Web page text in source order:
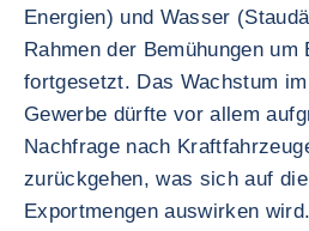
Energien) und Wasser
Rahmen der Bemühungen
fortgesetzt. Das Wachstum
Gewerbe dürfte vor allem
Nachfrage nach
zurückgehen, was sich auf
Exportmengen auswirken